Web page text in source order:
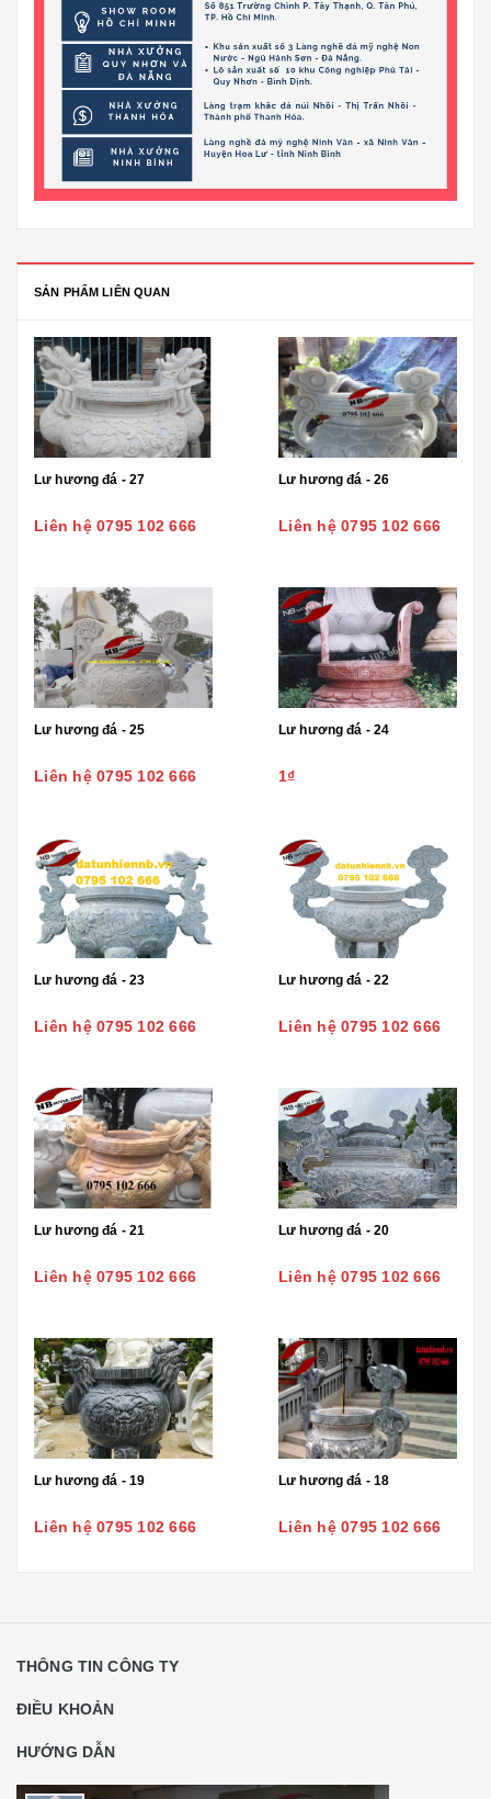
SẢN PHẨM LIÊN QUAN
Lư hương đá - 27
Liên hệ 0795 102 666
Lư hương đá - 26
Liên hệ 0795 102 666
Lư hương đá - 25
Liên hệ 0795 102 666
Lư hương đá - 24
1₫
Lư hương đá - 23
Liên hệ 0795 102 666
Lư hương đá - 22
Liên hệ 0795 102 666
Lư hương đá - 21
Liên hệ 0795 102 666
Lư hương đá - 20
Liên hệ 0795 102 666
Lư hương đá - 19
Liên hệ 0795 102 666
Lư hương đá - 18
Liên hệ 0795 102 666
THÔNG TIN CÔNG TY
ĐIỀU KHOẢN
HƯỚNG DẪN